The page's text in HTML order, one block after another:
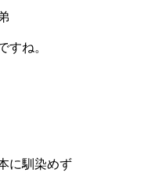
すね。
に馴染めず